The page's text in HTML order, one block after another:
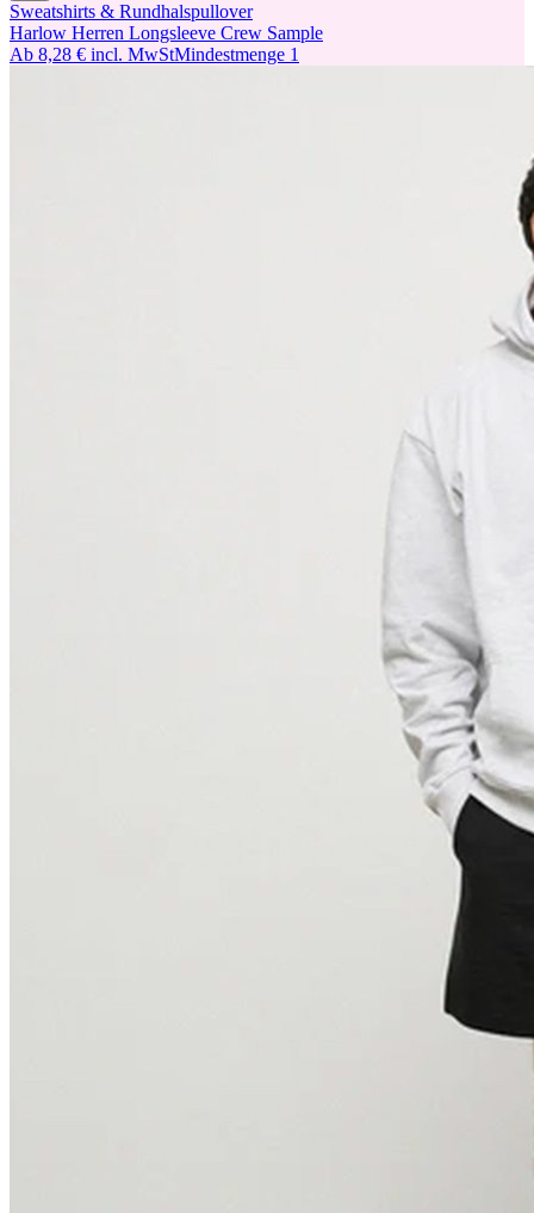
Sweatshirts & Rundhalspullover
Harlow Herren Longsleeve Crew Sample
Ab 8,28 € incl. MwStMindestmenge 1